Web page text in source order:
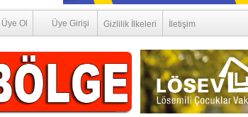
Üye Ol Üye Girişi Gizlilik İlkeleri İletişim